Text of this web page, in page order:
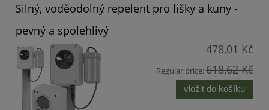
Silný, voděodolný repelent pro lišky a kuny -
pevný a spolehlivý
478,01 Kč
Regular price:618,62 Kč
vložit do košíku